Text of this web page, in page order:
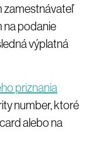
zamestnávateľ
na podanie
výplatná
priznania
number, ktoré
alebo na